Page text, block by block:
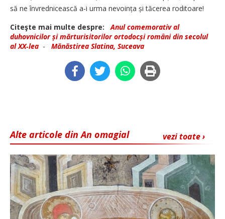
să ne învrednicească a-i urma nevoința și tăcerea roditoare!
Citeşte mai multe despre:
Anul comemorativ al
duhovnicilor și mărturisitorilor ortodocși români din secolul
al XX‑lea - Mănăstirea Slatina, Suceava
vezi toate ›
Alte articole din An omagial